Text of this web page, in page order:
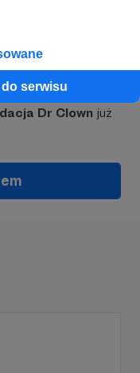
serwisu
Dr Clown już